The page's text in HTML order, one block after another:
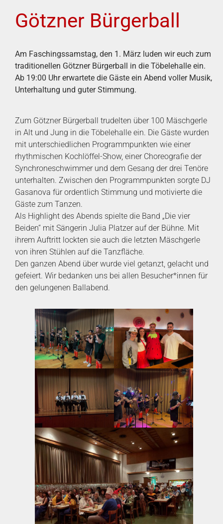
Götzner Bürgerball
Am Faschingssamstag, den 1. März luden wir euch zum
traditionellen Götzner Bürgerball in die Töbelehalle ein.
Ab 19:00 Uhr erwartete die Gäste ein Abend voller Musik,
Unterhaltung und guter Stimmung.
Zum Götzner Bürgerball trudelten über 100 Mäschgerle
in Alt und Jung in die Töbelehalle ein. Die Gäste wurden
mit unterschiedlichen Programmpunkten wie einer
rhythmischen Kochlöffel-Show, einer Choreografie der
Synchroneschwimmer und dem Gesang der drei Tenöre
unterhalten. Zwischen den Programmpunkten sorgte DJ
Gasanova für ordentlich Stimmung und motivierte die
Gäste zum Tanzen.
Als Highlight des Abends spielte die Band „Die vier
Beiden“ mit Sängerin Julia Platzer auf der Bühne. Mit
ihrem Auftritt lockten sie auch die letzten Mäschgerle
von ihren Stühlen auf die Tanzfläche.
Den ganzen Abend über wurde viel getanzt, gelacht und
gefeiert. Wir bedanken uns bei allen Besucher*innen für
den gelungenen Ballabend.